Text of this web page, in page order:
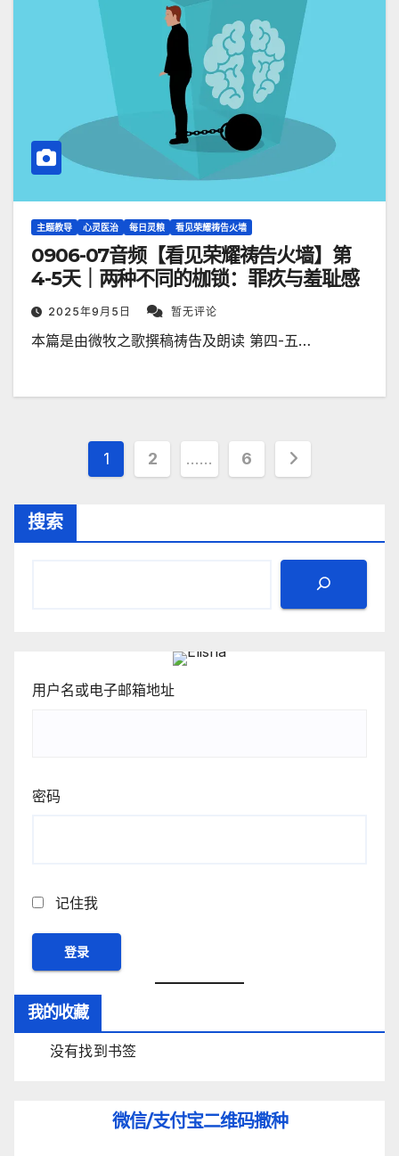
主题教导 心灵医治 每日灵粮 看见荣耀祷告火墙
0906-07音频【看见荣耀祷告火墙】第
4-5天｜两种不同的枷锁：罪疚与羞耻感
2025年9月5日 暂无评论
本篇是由微牧之歌撰稿祷告及朗读 第四-五…
文
1 2 …… 6
搜索
用户名或电子邮箱地址
密码
记住我
我的收藏
没有找到书签
微信/支付宝二维码撒种